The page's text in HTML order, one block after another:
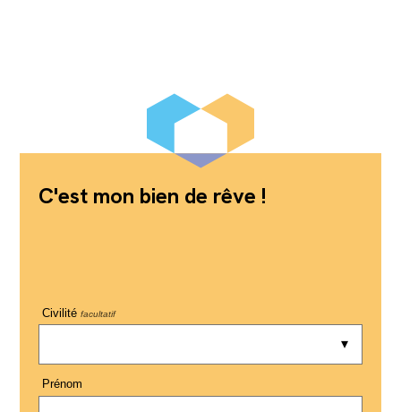
C'est mon bien de rêve !
Civilité facultatif
Prénom